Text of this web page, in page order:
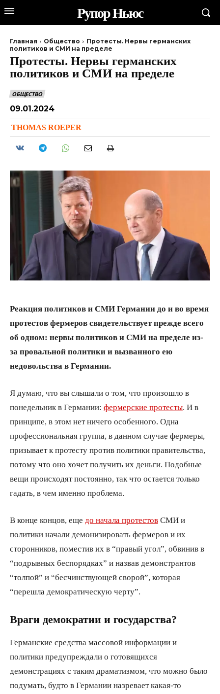
Рупор Ньюс
Главная Общество
Протесты. Нервы германских
политиков и СМИ на пределе
Протесты. Нервы германских
политиков и СМИ на пределе
ОБЩЕСТВО
09.01.2024
THOMAS ROEPER
Реакция политиков и СМИ Германии до и во время
протестов фермеров свидетельствует прежде всего
об одном: нервы политиков и СМИ на пределе из-
за провальной политики и вызванного ею
недовольства в Германии.
Я думаю, что вы слышали о том, что произошло в
понедельник в Германии: фермерские протесты . И в
принципе, в этом нет ничего особенного. Одна
профессиональная группа, в данном случае фермеры,
призывает к протесту против политики правительства,
потому что оно хочет получить их деньги. Подобные
вещи происходят постоянно, так что остается только
гадать, в чем именно проблема.
В конце концов, еще до начала протестов СМИ и
политики начали демонизировать фермеров и их
сторонников, поместив их в “правый угол”, обвинив в
“подрывных беспорядках” и назвав демонстрантов
“толпой” и “бесчинствующей сворой”, которая
“перешла демократическую черту”.
Враги демократии и государства?
Германские средства массовой информации и
политики предупреждали о готовящихся
демонстрациях с таким драматизмом, что можно было
подумать, будто в Германии назревает какая-то